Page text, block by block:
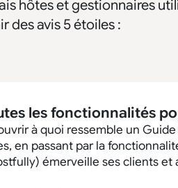
hôtes et gestionnaires
des avis 5 étoiles :
les fonctionnalités
à quoi ressemble un
en passant par la
émerveille ses clients et